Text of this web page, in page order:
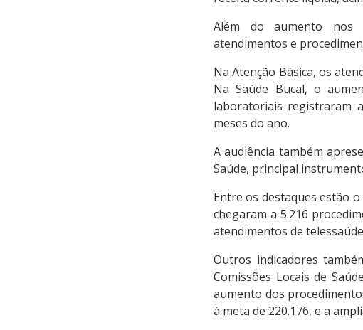
Além do aumento nos
atendimentos e
Na Atenção Básica, os
Na Saúde Bucal, o
laboratoriais registraram
meses do ano.
A audiência também
Saúde, principal
Entre os destaques estão
chegaram a 5.216
atendimentos de
Outros indicadores
Comissões Locais de
aumento dos
à meta de 220.176, e a